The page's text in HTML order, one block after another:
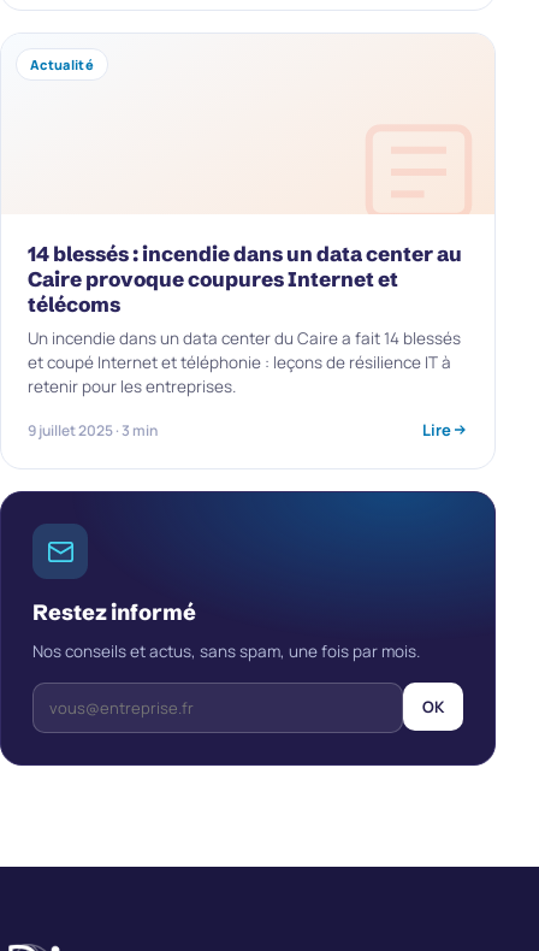
Actualité
14 blessés : incendie dans un data center au
Caire provoque coupures Internet et
télécoms
Un incendie dans un data center du Caire a fait 14 blessés
et coupé Internet et téléphonie : leçons de résilience IT à
retenir pour les entreprises.
9 juillet 2025 · 3 min Lire
Restez informé
Nos conseils et actus, sans spam, une fois par mois.
OK